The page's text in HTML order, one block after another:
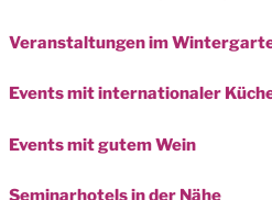
Veranstaltungen im
Events mit internationaler
Events mit gutem Wein
Seminarhotels in der Nähe